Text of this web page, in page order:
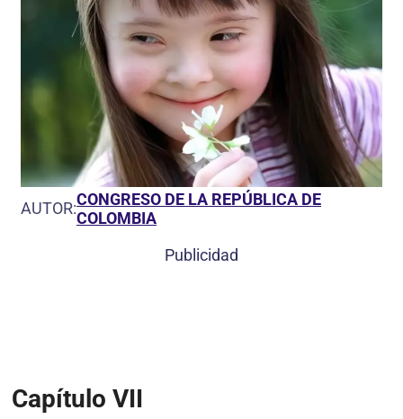
AUTOR:CONGRESO DE LA REPÚBLICA DE
COLOMBIA
Publicidad
Capítulo VII